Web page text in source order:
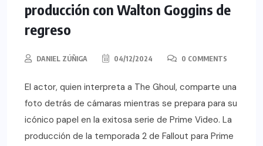
producción con Walton Goggins de
regreso
DANIEL ZÚÑIGA 04/12/2024 0 COMMENTS
El actor, quien interpreta a The Ghoul, comparte una
foto detrás de cámaras mientras se prepara para su
icónico papel en la exitosa serie de Prime Video. La
producción de la temporada 2 de Fallout para Prime